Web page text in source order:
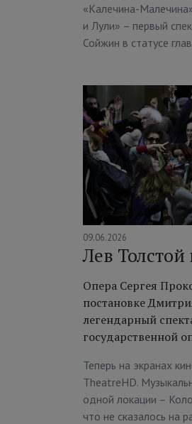
«Калечина-
и Лули» – первый
Сойжин в статусе
09.06.2026
Лев
Опера Сергея
постановке
легендарный
государственной
Теперь на экранах
TheatreHD.
одной локации –
что не сказалось на